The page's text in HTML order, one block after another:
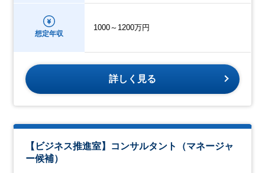
想定年収
1000～1200万円
詳しく見る
【ビジネス推進室】コンサルタント（マネージャ
ー候補）